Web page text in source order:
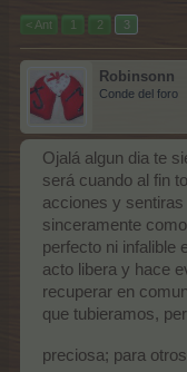
< Ant 1 2 3
Robinsonn
Conde del foro
Ojalá algun dia te
será cuando al fin
acciones y
sinceramente
perfecto ni infalible
acto libera y hace
recuperar en
que tubieramos,
preciosa; para